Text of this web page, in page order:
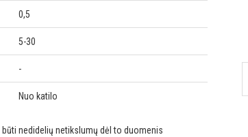
0,5
5-30
-
Nuo katilo
nedidelių netikslumų dėl to duomenis